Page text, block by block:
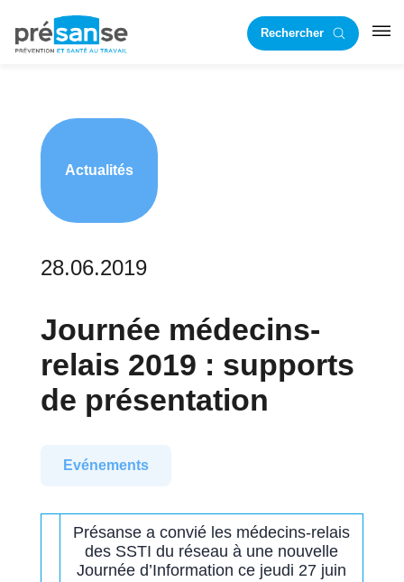
principale
RechercherRST
Actualités
28.06.2019
Journée médecins-
relais 2019 : supports
de présentation
Evénements
Présanse a convié les médecins-relais
des SSTI du réseau à une nouvelle
Journée d’Information ce jeudi 27 juin